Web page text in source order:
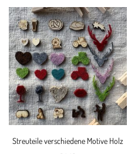
weist
mehrere
Varianten
auf.
Die
Optionen
auf
Streuteile verschiedene Motive Holz